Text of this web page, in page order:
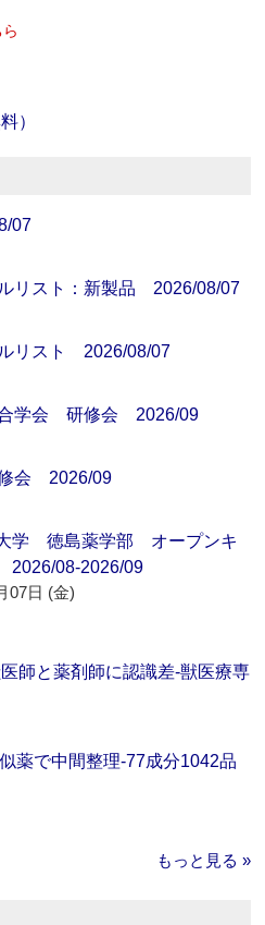
）
07
リスト：新製品 2026/08/07
リスト 2026/08/07
合学会 研修会 2026/09
会 2026/09
学 徳島薬学部 オープンキ
2026/08-2026/09
07日 (金)
師と薬剤師に認識差‐獣医療専
薬で中間整理‐77成分1042品
もっと見る »